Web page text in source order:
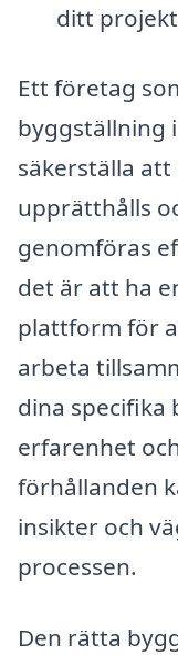
ditt
Ett företag
byggställning
säkerställa
upprätthålls
genomföras
det är att ha
plattform för
arbeta
dina specifika
erfarenhet
förhållanden
insikter och
processen.
Den rätta